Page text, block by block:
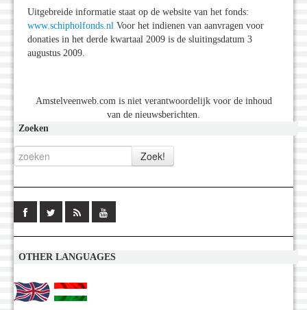
Uitgebreide informatie staat op de website van het fonds:
www.schipholfonds.nl Voor het indienen van aanvragen voor
donaties in het derde kwartaal 2009 is de sluitingsdatum 3
augustus 2009.
Amstelveenweb.com is niet verantwoordelijk voor de inhoud
van de nieuwsberichten.
Zoeken
OTHER LANGUAGES